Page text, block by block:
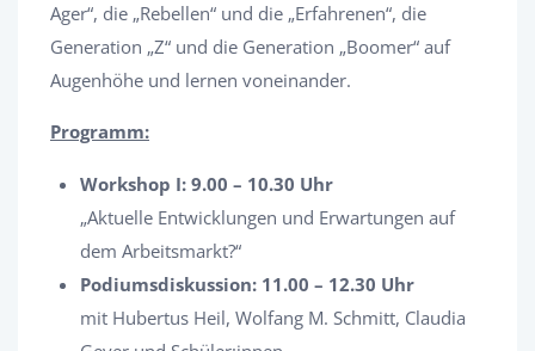
Ager“, die „Rebellen“ und die „Erfahrenen“, die
Generation „Z“ und die Generation „Boomer“ auf
Augenhöhe und lernen voneinander.
Programm:
Workshop I: 9.00 – 10.30 Uhr
„Aktuelle Entwicklungen und Erwartungen auf
dem Arbeitsmarkt?“
Podiumsdiskussion: 11.00 – 12.30 Uhr
mit Hubertus Heil, Wolfang M. Schmitt, Claudia